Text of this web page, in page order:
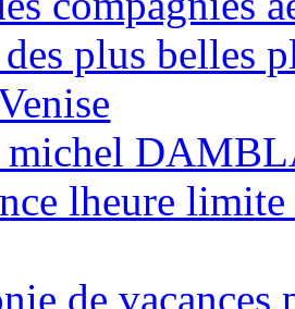
plus belles
michel
lheure limite
de vacances